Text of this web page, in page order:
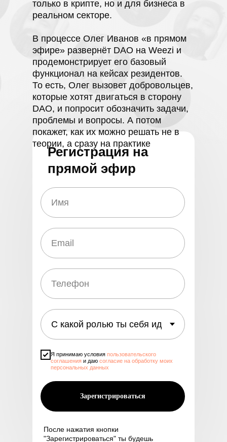
Регистрация на
прямой эфир
только в крипте, но и для бизнеса в
реальном секторе.
В процессе Олег Иванов «в прямом
эфире» развернёт DAO на Weezi и
продемонстрирует его базовый
функционал на кейсах резидентов.
То есть, Олег вызовет добровольцев,
которые хотят двигаться в сторону
DAO, и попросит обозначить задачи,
проблемы и вопросы. А потом
покажет, как их можно решать не в
теории, а сразу на практике
Я принимаю условия пользовательского
соглашения и даю согласие на обработку моих
персональных данных
Зарегистрироваться
После нажатия кнопки
"Зарегистрироваться" ты будешь